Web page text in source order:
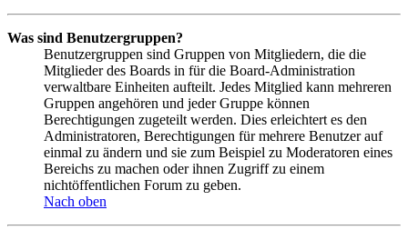
Was sind Benutzergruppen?
Benutzergruppen sind Gruppen von Mitgliedern, die die
Mitglieder des Boards in für die Board-Administration
verwaltbare Einheiten aufteilt. Jedes Mitglied kann mehreren
Gruppen angehören und jeder Gruppe können
Berechtigungen zugeteilt werden. Dies erleichtert es den
Administratoren, Berechtigungen für mehrere Benutzer auf
einmal zu ändern und sie zum Beispiel zu Moderatoren eines
Bereichs zu machen oder ihnen Zugriff zu einem
nichtöffentlichen Forum zu geben.
Nach oben